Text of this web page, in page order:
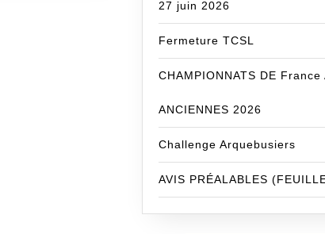
27 juin 2026
Fermeture TCSL
CHAMPIONNATS DE France
ANCIENNES 2026
Challenge Arquebusiers
AVIS PRÉALABLES